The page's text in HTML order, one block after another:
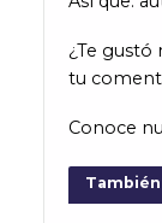
¿Te gustó
tu
Conoce